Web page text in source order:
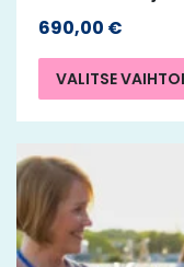
690,00 €
VALITSE